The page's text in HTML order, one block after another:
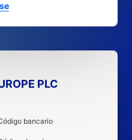
PLC
bancario